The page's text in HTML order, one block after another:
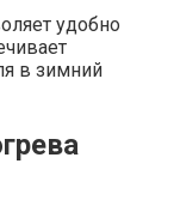
удобно
в зимний